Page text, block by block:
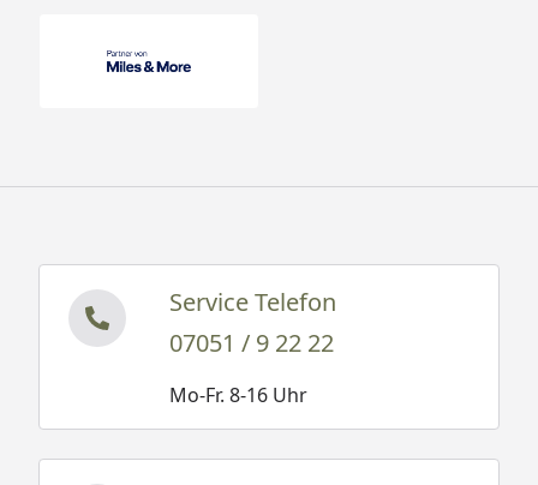
Service Telefon
07051 / 9 22 22
Mo-Fr. 8-16 Uhr